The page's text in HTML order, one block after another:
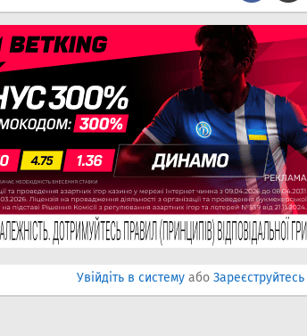
Увійдіть в систему або Зареєструйтесь